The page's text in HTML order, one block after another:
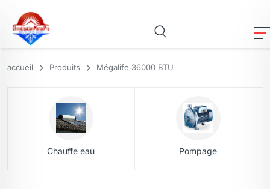
accueil Produits Mégalife 36000 BTU
Chauffe eau Pompage